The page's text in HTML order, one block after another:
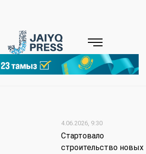
4.06.2026, 9:30
Стартовало
строительство новых